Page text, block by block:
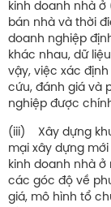
kinh doanh nhà
bán nhà và thời
doanh nghiệp
khác nhau, dữ
vậy, việc xác
cứu, đánh giá và
nghiệp được
(iii) Xây dựng
mại xây dựng
kinh doanh nhà
các góc độ về
giá, mô hình tổ